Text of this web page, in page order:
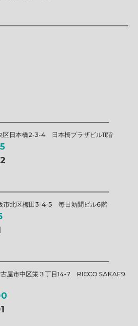
日本橋2-3-4 日本橋プラザビル11階
北区梅田3-4-5 毎日新聞ビル6階
市中区栄３丁目14-7 RICCO SAKAE9